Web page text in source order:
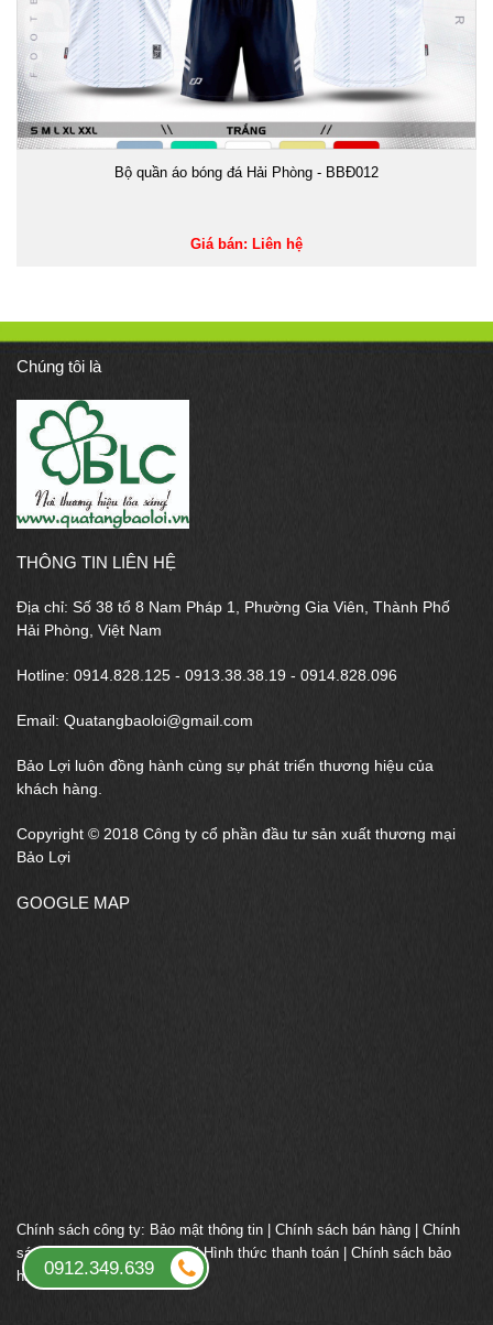
Bộ quần áo bóng đá Hải Phòng - BBĐ012
Giá bán: Liên hệ
Chúng tôi là
THÔNG TIN LIÊN HỆ
Địa chỉ: Số 38 tổ 8 Nam Pháp 1, Phường Gia Viên, Thành Phố
Hải Phòng, Việt Nam
Hotline: 0914.828.125 - 0913.38.38.19 - 0914.828.096
Email: Quatangbaoloi@gmail.com
Bảo Lợi luôn đồng hành cùng sự phát triển thương hiệu của
khách hàng.
Copyright © 2018 Công ty cổ phần đầu tư sản xuất thương mại
Bảo Lợi
GOOGLE MAP
0912.349.639
Chính sách công ty: Bảo mật thông tin | Chính sách bán hàng | Chính
sách giao nhận vận chuyển|Hình thức thanh toán | Chính sách bảo
hành